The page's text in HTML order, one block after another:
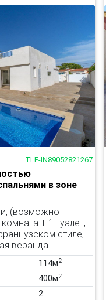
TLF-IN89052821267
в зоне
(возможно
+ 1 туалет,
стиле,
веранда
114м2
400м2
2